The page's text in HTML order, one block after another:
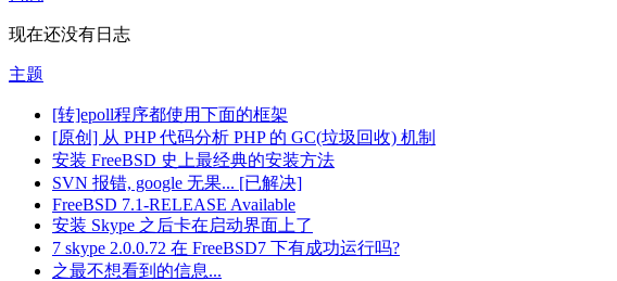
现在还没有日志
主题
[转]epoll程序都使用下面的框架
[原创] 从 PHP 代码分析 PHP 的 GC(垃圾回收) 机制
安装 FreeBSD 史上最经典的安装方法
SVN 报错, google 无果... [已解决]
FreeBSD 7.1-RELEASE Available
安装 Skype 之后卡在启动界面上了
7 skype 2.0.0.72 在 FreeBSD7 下有成功运行吗?
之最不想看到的信息...